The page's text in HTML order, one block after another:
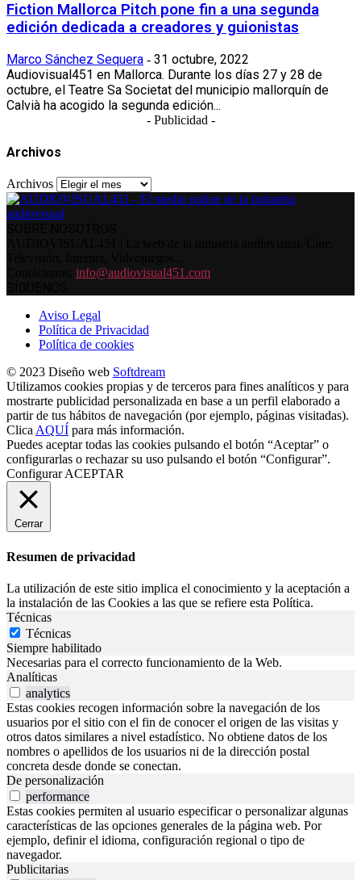
Fiction Mallorca Pitch pone fin a una segunda
edición dedicada a creadores y guionistas
Marco Sánchez Sequera - 31 octubre, 2022
Audiovisual451 en Mallorca. Durante los días 27 y 28 de
octubre, el Teatre Sa Societat del municipio mallorquín de
Calvià ha acogido la segunda edición...
- Publicidad -
Archivos
Archivos
info@audiovisual451.com
Aviso Legal
Política de Privacidad
Política de cookies
© 2023 Diseño web Softdream
Utilizamos cookies propias y de terceros para fines analíticos y para
mostrarte publicidad personalizada en base a un perfil elaborado a
partir de tus hábitos de navegación (por ejemplo, páginas visitadas).
ClicaAQUÍ para más información.
Puedes aceptar todas las cookies pulsando el botón “Aceptar” o
configurarlas o rechazar su uso pulsando el botón “Configurar”.
ConfigurarACEPTAR
Cerrar
Resumen de privacidad
La utilización de este sitio implica el conocimiento y la aceptación a
la instalación de las Cookies a las que se refiere esta Política.
Técnicas
Técnicas
Siempre habilitado
Necesarias para el correcto funcionamiento de la Web.
Analíticas
analytics
Estas cookies recogen información sobre la navegación de los
usuarios por el sitio con el fin de conocer el origen de las visitas y
otros datos similares a nivel estadístico. No obtiene datos de los
nombres o apellidos de los usuarios ni de la dirección postal
concreta desde donde se conectan.
De personalización
performance
Estas cookies permiten al usuario especificar o personalizar algunas
características de las opciones generales de la página web. Por
ejemplo, definir el idioma, configuración regional o tipo de
navegador.
Publicitarias